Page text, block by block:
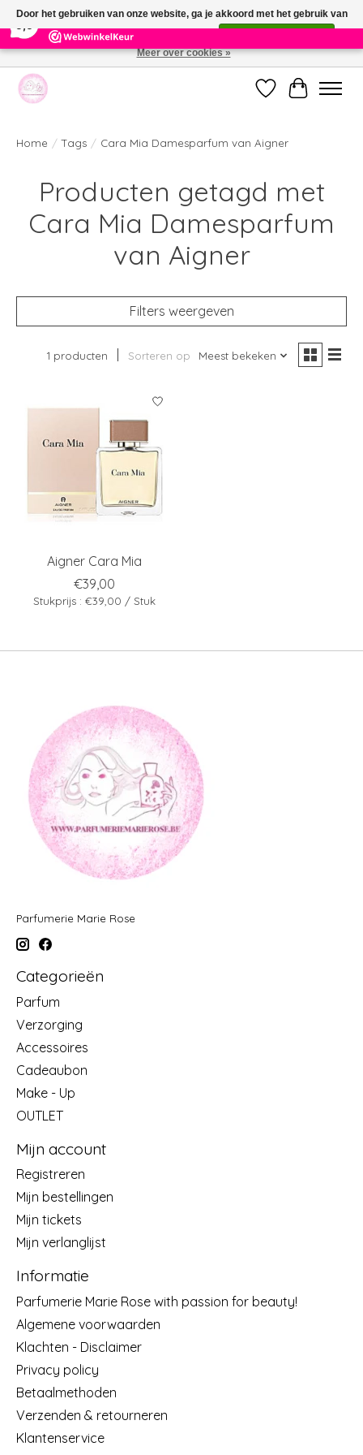
391 Reviews ×
Welkom bij de nieuwe webshop van Parfumerie Marie Rose
Verlanglijst
Home / Tags / Cara Mia Damesparfum van Aigner
Producten getagd met
Cara Mia Damesparfum
van Aigner
Filters weergeven
1 producten Sorteren op Meest bekeken
Aigner Cara Mia
€39,00
Stukprijs : €39,00 / Stuk
Parfumerie Marie Rose
Categorieën
Parfum
Verzorging
Accessoires
Cadeaubon
Make - Up
OUTLET
Mijn account
Registreren
Mijn bestellingen
Mijn tickets
Mijn verlanglijst
Informatie
Parfumerie Marie Rose with passion for beauty!
Algemene voorwaarden
Klachten - Disclaimer
Privacy policy
Betaalmethoden
Verzenden & retourneren
Klantenservice
Door het gebruiken van onze website, ga je akkoord met het gebruik van
cookies om onze website te verbeteren.
Meer over cookies »